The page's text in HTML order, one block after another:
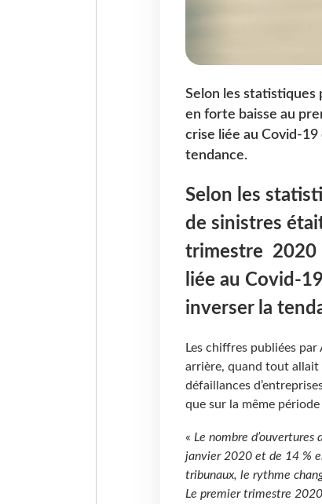
Selon les statistiques
en forte baisse au
crise liée au Covid-
tendance.
Selon les
de sinistres
trimestre 2020
liée au Covid-
inverser la
Les chiffres publiées
arrière, quand tout allait
défaillances
que sur la même
« Le nombre
janvier 2020 et de 14 %
tribunaux, le rythme
Le premier trimestre